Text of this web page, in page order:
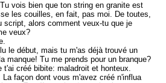
vois bien que ton string en granite est
les couilles, en fait, pas moi. De toutes,
script, alors comment veux-tu que je
veux?
le début, mais tu m'as déjà trouvé un
manque! Tu me prends pour un branque?
créé bibite: maladroit et honteux.
façon dont vous m'avez créé n'influa